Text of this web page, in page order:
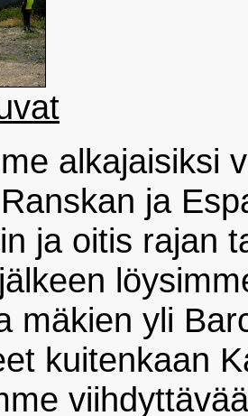
alkajaisiksi
ja
ja oitis rajan
mäkien yli
kuitenkaan